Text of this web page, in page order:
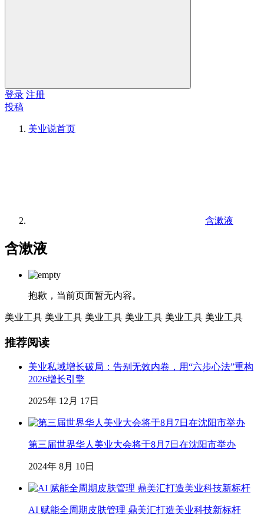
登录 注册
投稿
美业说首页
含漱液
含漱液
抱歉，当前页面暂无内容。
美业工具 美业工具 美业工具 美业工具 美业工具 美业工具
推荐阅读
美业私域增长破局：告别无效内卷，用“六步心法”重构
2026增长引擎
2025年 12月 17日
第三届世界华人美业大会将于8月7日在沈阳市举办
2024年 8月 10日
AI 赋能全周期皮肤管理 鼎美汇打造美业科技新标杆